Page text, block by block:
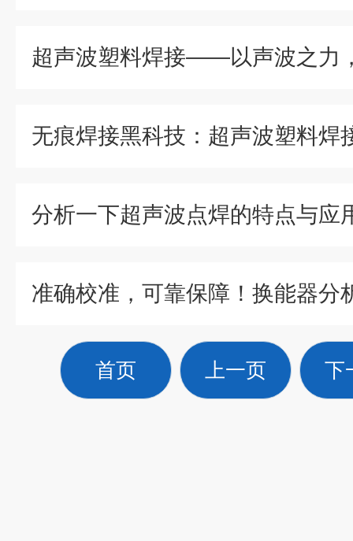
分析一下超声波点焊的特点与应
首页 上一页 下